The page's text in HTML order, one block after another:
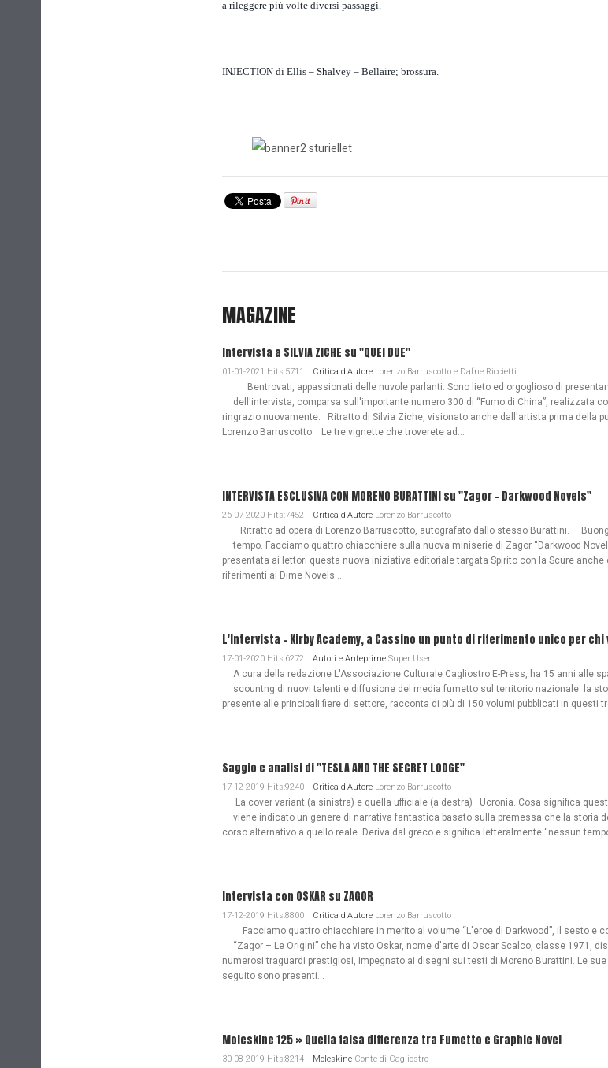
a rileggere più volte diversi passaggi.
INJECTION di Ellis – Shalvey – Bellaire; brossura.
MAGAZINE
Intervista a SILVIA ZICHE su "QUEI DUE"
01-01-2021 Hits:5711 Critica d'AutoreLorenzo Barruscotto e Dafne Riccietti
Bentrovati, appassionati delle nuvole parlanti. Sono lieto ed orgoglioso di
dell'intervista, comparsa sull'importante numero 300 di “Fumo di China”, realizzata
ringrazio nuovamente. Ritratto di Silvia Ziche, visionato anche dall'artista prima della
Lorenzo Barruscotto. Le tre vignette che troverete ad...
INTERVISTA ESCLUSIVA CON MORENO BURATTINI su "Zagor - Darkwood Novels"
26-07-2020 Hits:7452 Critica d'AutoreLorenzo Barruscotto
Ritratto ad opera di Lorenzo Barruscotto, autografato dallo stesso Burattini.
tempo. Facciamo quattro chiacchiere sulla nuova miniserie di Zagor “Darkwood
presentata ai lettori questa nuova iniziativa editoriale targata Spirito con la Scure
riferimenti ai Dime Novels...
L'Intervista - Kirby Academy, a Cassino un punto di riferimento unico per
17-01-2020 Hits:6272 Autori e AnteprimeSuper User
A cura della redazione L'Associazione Culturale Cagliostro E-Press, ha 15 anni alle
scountng di nuovi talenti e diffusione del media fumetto sul territorio nazionale: la
presente alle principali fiere di settore, racconta di più di 150 volumi pubblicati in questi
Saggio e analisi di "TESLA AND THE SECRET LODGE"
17-12-2019 Hits:9240 Critica d'AutoreLorenzo Barruscotto
La cover variant (a sinistra) e quella ufficiale (a destra) Ucronia. Cosa significa
viene indicato un genere di narrativa fantastica basato sulla premessa che la storia
corso alternativo a quello reale. Deriva dal greco e significa letteralmente “nessun
Intervista con OSKAR su ZAGOR
17-12-2019 Hits:8800 Critica d'AutoreLorenzo Barruscotto
Facciamo quattro chiacchiere in merito al volume “L'eroe di Darkwood”, il sesto e
“Zagor – Le Origini” che ha visto Oskar, nome d'arte di Oscar Scalco, classe 1971,
numerosi traguardi prestigiosi, impegnato ai disegni sui testi di Moreno Burattini. Le
seguito sono presenti...
Moleskine 125 » Quella falsa differenza tra Fumetto e Graphic Novel
30-08-2019 Hits:8214 MoleskineConte di Cagliostro